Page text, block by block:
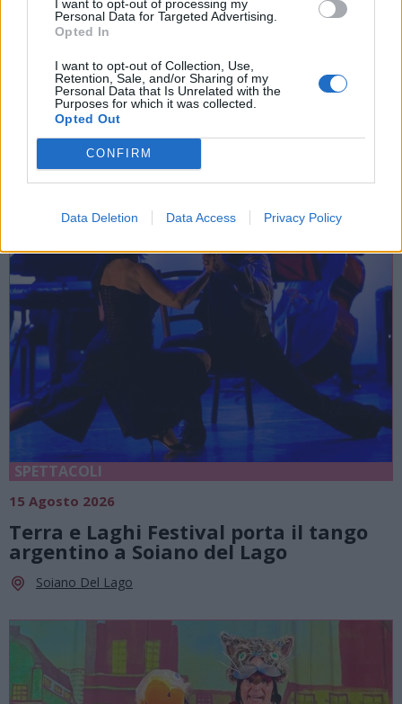
I want to opt-out of processing my
Personal Data for Targeted Advertising.
Opted In
I want to opt-out of Collection, Use,
Retention, Sale, and/or Sharing of my
Personal Data that Is Unrelated with the
Purposes for which it was collected.
Opted Out
CONFIRM
Data Deletion Data Access Privacy Policy
SPETTACOLI
15 Agosto 2026
Con Terra e Laghi a Lavena Ponte
Tresa la Festa dei Colori
Lavena Ponte Tresa
Area Feste Lavena Ponte Tresa
SPETTACOLI
15 Agosto 2026
Terra e Laghi Festival porta il tango
argentino a Soiano del Lago
Soiano Del Lago